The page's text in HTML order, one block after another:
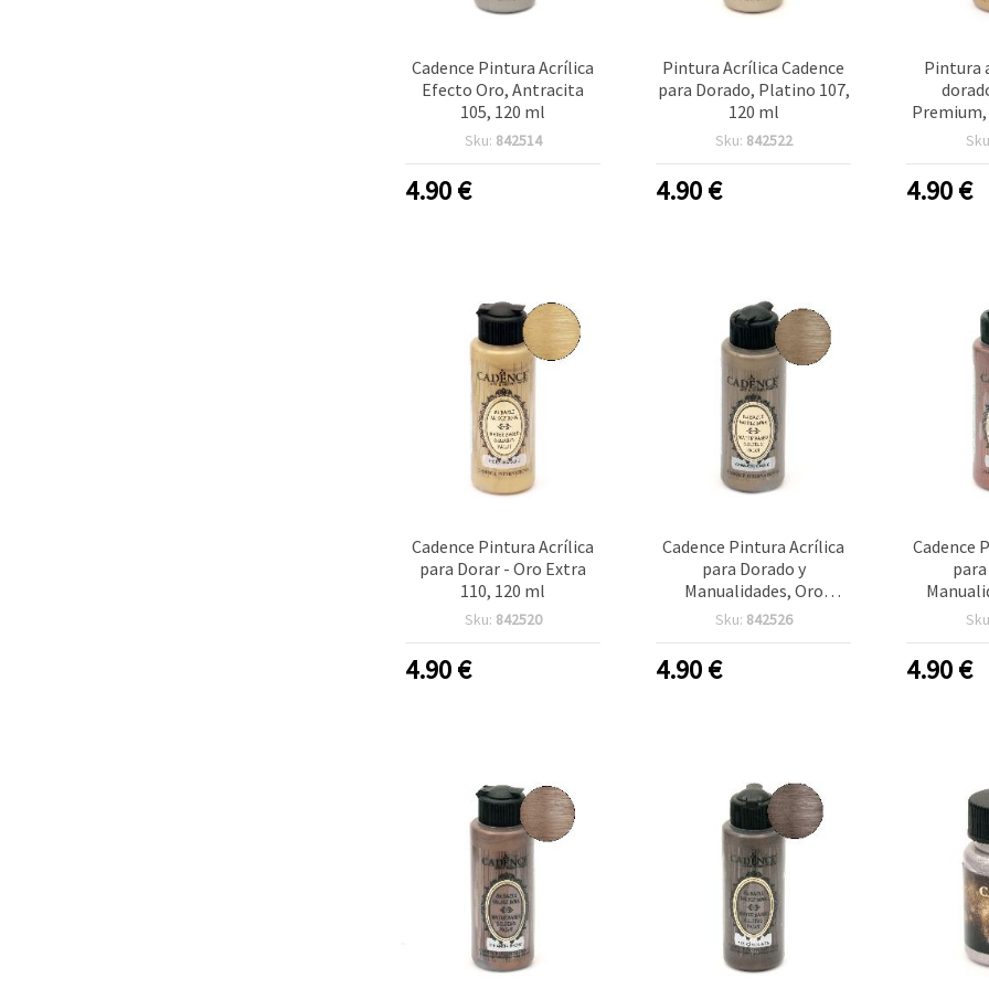
Cadence Pintura Acrílica
Efecto Oro, Antracita
105, 120 ml
Sku: 842514
4.90€
Pintura Acrílica Cadence
para Dorado, Platino 107,
120 ml
Sku: 842522
4.90€
Pintura
Premium,
ml –
4.90€
Cadence Pintura Acrílica
para Dorar - Oro Extra
110, 120 ml
Sku: 842520
4.90€
Cadence Pintura Acrílica
para Dorado y
Manualidades, Oro
Majestuoso 112, 120 ml
Sku: 842526
4.90€
Cadence
4.90€